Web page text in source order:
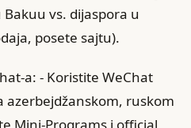
vs. dijaspora u
posete sajtu).
a: - Koristite WeChat
azerbejdžanskom, ruskom